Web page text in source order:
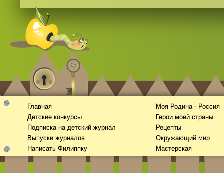
Главная
Детские конкурсы
Подписка на детский журнал
Выпуски журналов
Написать Филиппку
Моя Родина - Россия
Герои моей страны
Рецепты
Окружающий мир
Мастерская